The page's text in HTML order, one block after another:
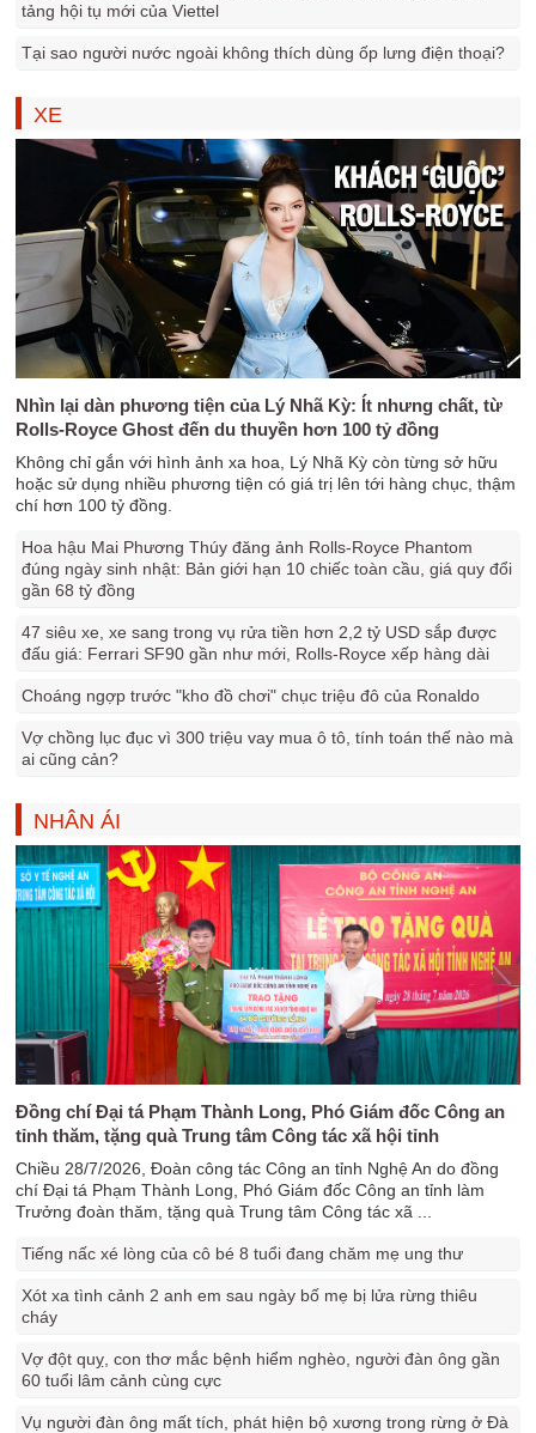
tảng hội tụ mới của Viettel
Tại sao người nước ngoài không thích dùng ốp lưng điện thoại?
XE
Nhìn lại dàn phương tiện của Lý Nhã Kỳ: Ít nhưng chất, từ
Rolls-Royce Ghost đến du thuyền hơn 100 tỷ đồng
Không chỉ gắn với hình ảnh xa hoa, Lý Nhã Kỳ còn từng sở hữu
hoặc sử dụng nhiều phương tiện có giá trị lên tới hàng chục, thậm
chí hơn 100 tỷ đồng.
Hoa hậu Mai Phương Thúy đăng ảnh Rolls-Royce Phantom
đúng ngày sinh nhật: Bản giới hạn 10 chiếc toàn cầu, giá quy đổi
gần 68 tỷ đồng
47 siêu xe, xe sang trong vụ rửa tiền hơn 2,2 tỷ USD sắp được
đấu giá: Ferrari SF90 gần như mới, Rolls-Royce xếp hàng dài
Choáng ngợp trước "kho đồ chơi" chục triệu đô của Ronaldo
Vợ chồng lục đục vì 300 triệu vay mua ô tô, tính toán thế nào mà
ai cũng cản?
NHÂN ÁI
Đồng chí Đại tá Phạm Thành Long, Phó Giám đốc Công an
tỉnh thăm, tặng quà Trung tâm Công tác xã hội tỉnh
Chiều 28/7/2026, Đoàn công tác Công an tỉnh Nghệ An do đồng
chí Đại tá Phạm Thành Long, Phó Giám đốc Công an tỉnh làm
Trưởng đoàn thăm, tặng quà Trung tâm Công tác xã ...
Tiếng nấc xé lòng của cô bé 8 tuổi đang chăm mẹ ung thư
Xót xa tình cảnh 2 anh em sau ngày bố mẹ bị lửa rừng thiêu
cháy
Vợ đột quỵ, con thơ mắc bệnh hiểm nghèo, người đàn ông gần
60 tuổi lâm cảnh cùng cực
Vụ người đàn ông mất tích, phát hiện bộ xương trong rừng ở Đà